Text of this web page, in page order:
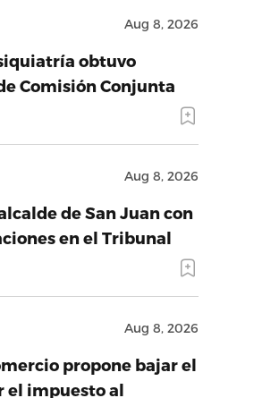
Aug 8, 2026
obtuvo
Comisión Conjunta
Aug 8, 2026
de San Juan con
en el Tribunal
Aug 8, 2026
propone bajar el
el impuesto al